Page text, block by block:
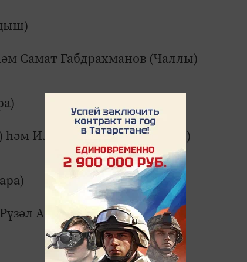
Самат Габдрахманов (Чаллы)
Илфат Газизов (Актаныш)
Ашаров (Саба)